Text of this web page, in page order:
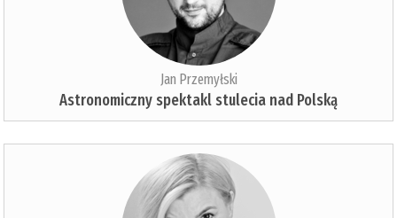
Jan Przemyłski
Astronomiczny spektakl stulecia nad Polską